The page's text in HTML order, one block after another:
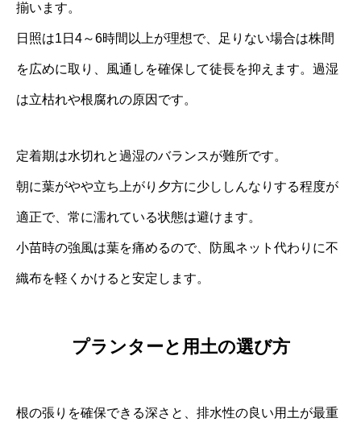
揃います。
日照は1日4～6時間以上が理想で、足りない場合は株間
を広めに取り、風通しを確保して徒長を抑えます。過湿
は立枯れや根腐れの原因です。
定着期は水切れと過湿のバランスが難所です。
朝に葉がやや立ち上がり夕方に少ししんなりする程度が
適正で、常に濡れている状態は避けます。
小苗時の強風は葉を痛めるので、防風ネット代わりに不
織布を軽くかけると安定します。
プランターと用土の選び方
根の張りを確保できる深さと、排水性の良い用土が最重